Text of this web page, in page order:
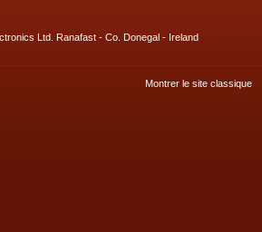
Ltd. Ranafast - Co. Donegal - Ireland
Montrer le site classique